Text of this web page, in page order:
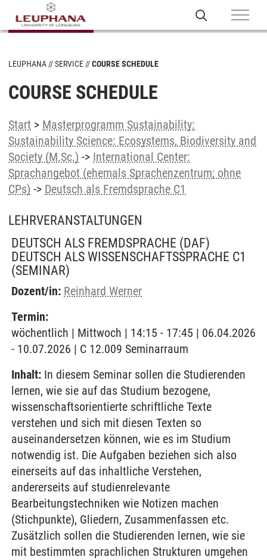
LEUPHANA SERVICE COURSE SCHEDULE
COURSE SCHEDULE
Start > Masterprogramm Sustainability:
Sustainability Science: Ecosystems, Biodiversity and
Society (M.Sc.) -> International Center:
Sprachangebot (ehemals Sprachenzentrum; ohne
CPs) -> Deutsch als Fremdsprache C1
LEHRVERANSTALTUNGEN
DEUTSCH ALS FREMDSPRACHE (DAF)
DEUTSCH ALS WISSENSCHAFTSSPRACHE C1
(SEMINAR)
Dozent/in: Reinhard Werner
Termin:
wöchentlich | Mittwoch | 14:15 - 17:45 | 06.04.2026
- 10.07.2026 | C 12.009 Seminarraum
Inhalt: In diesem Seminar sollen die Studierenden
lernen, wie sie auf das Studium bezogene,
wissenschaftsorientierte schriftliche Texte
verstehen und sich mit diesen Texten so
auseinandersetzen können, wie es im Studium
notwendig ist. Die Aufgaben beziehen sich also
einerseits auf das inhaltliche Verstehen,
andererseits auf studienrelevante
Bearbeitungstechniken wie Notizen machen
(Stichpunkte), Gliedern, Zusammenfassen etc.
Zusätzlich sollen die Studierenden lernen, wie sie
mit bestimmten sprachlichen Strukturen umgehen